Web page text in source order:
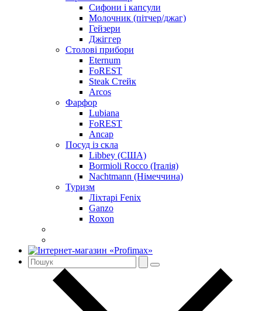
Сифони і капсули
Молочник (пітчер/джаг)
Гейзери
Джіггер
Столові прибори
Eternum
FoREST
Steak Стейк
Arcos
Фарфор
Lubiana
FoREST
Ancap
Посуд із скла
Libbey (США)
Bormioli Rocco (Італія)
Nachtmann (Німеччина)
Туризм
Ліхтарі Fenix
Ganzo
Roxon